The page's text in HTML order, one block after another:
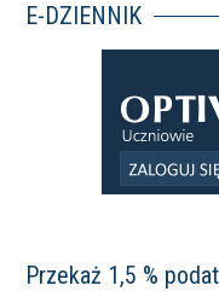
E-DZIENNIK
Przekaż 1,5 %